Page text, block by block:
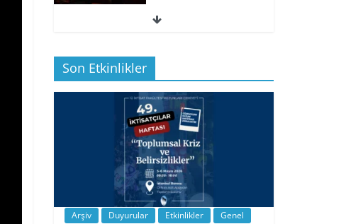
49. İktisatçılar Haftası
BİZ İKTİSATLILAR:
İÇİMİZDEN BİRİ PROF.…
Son Etkinlikler
Arşiv Duyurular Etkinlikler
Genel